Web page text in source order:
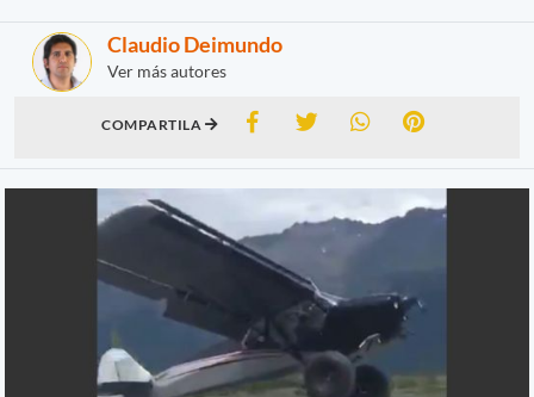
Claudio Deimundo
Ver más autores
COMPARTILA